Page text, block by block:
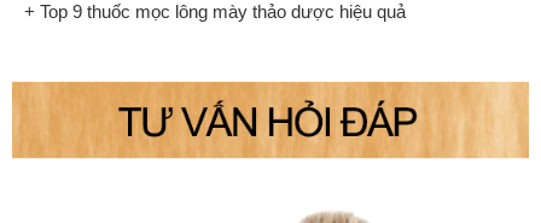
+ Top 9 thuốc mọc lông mày thảo dược hiệu quả